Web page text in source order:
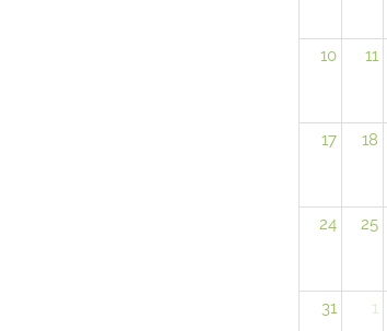
10 11
17 18
24 25
31 1